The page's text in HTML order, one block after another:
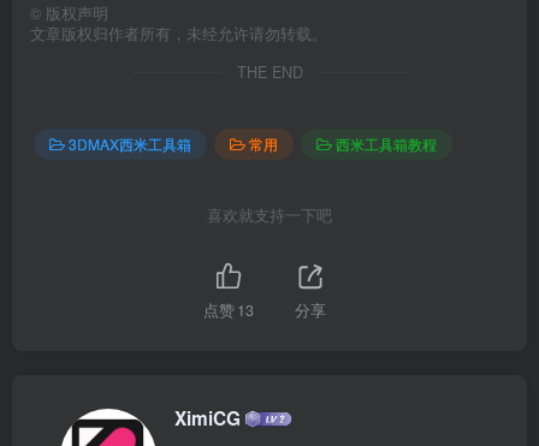
© 版权声明
文章版权归作者所有，未经允许请勿转载。
THE END
3DMAX西米工具箱 常用 西米工具箱教程
喜欢就支持一下吧
点赞13 分享
XimiCG